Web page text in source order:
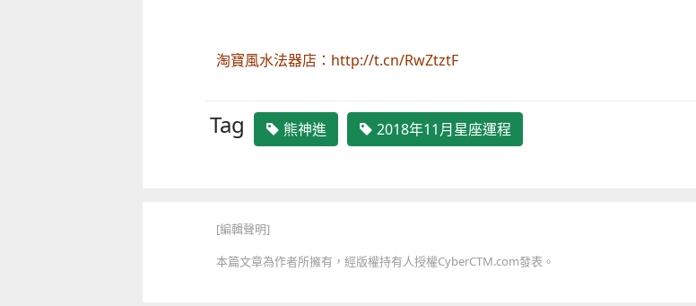
淘寶風水法器店：http://t.cn/RwZtztF
Tag 熊神進 2018年11月星座運程
[編輯聲明]
本篇文章為作者所擁有，經版權持有人授權CyberCTM.com發表。